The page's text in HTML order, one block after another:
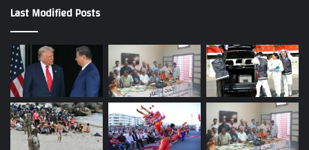
Last Modified Posts